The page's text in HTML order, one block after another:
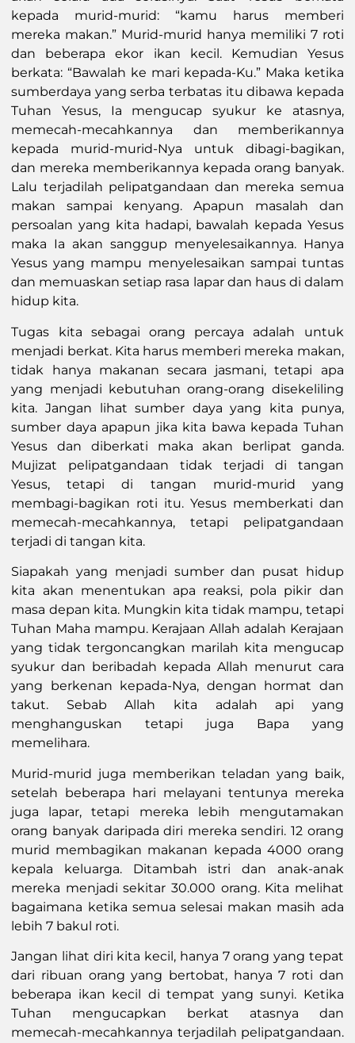
kepada murid-murid: “kamu harus memberi
mereka makan.” Murid-murid hanya memiliki 7 roti
dan beberapa ekor ikan kecil. Kemudian Yesus
berkata: “Bawalah ke mari kepada-Ku.” Maka ketika
sumberdaya yang serba terbatas itu dibawa kepada
Tuhan Yesus, Ia mengucap syukur ke atasnya,
memecah-mecahkannya dan memberikannya
kepada murid-murid-Nya untuk dibagi-bagikan,
dan mereka memberikannya kepada orang banyak.
Lalu terjadilah pelipatgandaan dan mereka semua
makan sampai kenyang. Apapun masalah dan
persoalan yang kita hadapi, bawalah kepada Yesus
maka Ia akan sanggup menyelesaikannya. Hanya
Yesus yang mampu menyelesaikan sampai tuntas
dan memuaskan setiap rasa lapar dan haus di dalam
hidup kita.
Tugas kita sebagai orang percaya adalah untuk
menjadi berkat. Kita harus memberi mereka makan,
tidak hanya makanan secara jasmani, tetapi apa
yang menjadi kebutuhan orang-orang disekeliling
kita. Jangan lihat sumber daya yang kita punya,
sumber daya apapun jika kita bawa kepada Tuhan
Yesus dan diberkati maka akan berlipat ganda.
Mujizat pelipatgandaan tidak terjadi di tangan
Yesus, tetapi di tangan murid-murid yang
membagi-bagikan roti itu. Yesus memberkati dan
memecah-mecahkannya, tetapi pelipatgandaan
terjadi di tangan kita.
Siapakah yang menjadi sumber dan pusat hidup
kita akan menentukan apa reaksi, pola pikir dan
masa depan kita. Mungkin kita tidak mampu, tetapi
Tuhan Maha mampu. Kerajaan Allah adalah Kerajaan
yang tidak tergoncangkan marilah kita mengucap
syukur dan beribadah kepada Allah menurut cara
yang berkenan kepada-Nya, dengan hormat dan
takut. Sebab Allah kita adalah api yang
menghanguskan tetapi juga Bapa yang
memelihara.
Murid-murid juga memberikan teladan yang baik,
setelah beberapa hari melayani tentunya mereka
juga lapar, tetapi mereka lebih mengutamakan
orang banyak daripada diri mereka sendiri. 12 orang
murid membagikan makanan kepada 4000 orang
kepala keluarga. Ditambah istri dan anak-anak
mereka menjadi sekitar 30.000 orang. Kita melihat
bagaimana ketika semua selesai makan masih ada
lebih 7 bakul roti.
Jangan lihat diri kita kecil, hanya 7 orang yang tepat
dari ribuan orang yang bertobat, hanya 7 roti dan
beberapa ikan kecil di tempat yang sunyi. Ketika
Tuhan mengucapkan berkat atasnya dan
memecah-mecahkannya terjadilah pelipatgandaan.